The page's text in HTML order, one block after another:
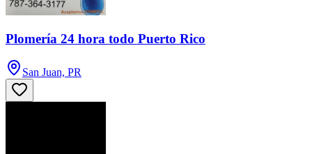
Plomería 24 hora todo Puerto Rico
San Juan, PR